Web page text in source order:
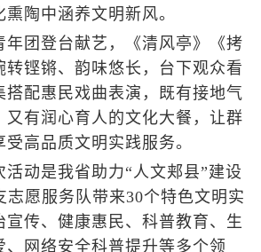
陶中涵养文明新风。
团登台献艺，《清风亭》《拷
转铿锵、韵味悠长，台下观众看
搭配惠民戏曲表演，既有接地气
又有润心育人的文化大餐，让群
高品质文明实践服务。
动是我省助力“人文郏县”建设
志愿服务队带来30个特色文明实
宣传、健康惠民、科普教育、生
、网络安全科普提升等多个领